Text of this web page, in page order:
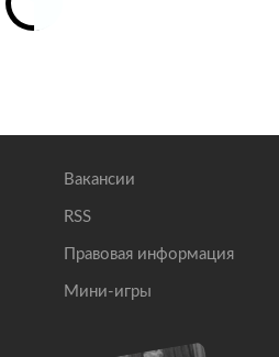
Вакансии
RSS
Правовая информация
Мини-игры